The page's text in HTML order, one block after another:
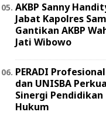
AKBP Sanny
Jabat Kapolres
Gantikan AKBP
Jati Wibowo
PERADI Profesional
dan UNISBA
Sinergi Pendidikan
Hukum